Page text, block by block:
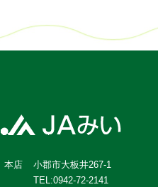
本店
小郡市大板井267-1
TEL:0942-72-2141